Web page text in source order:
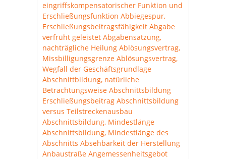
eingriffskompensatorischer Funktion und
Erschließungsfunktion Abbiegespur,
Erschließungsbeitragsfähigkeit Abgabe
verfrüht geleistet Abgabensatzung,
nachträgliche Heilung Ablösungsvertrag,
Missbilligungsgrenze Ablösungsvertrag,
Wegfall der Geschäftsgrundlage
Abschnittbildung, natürliche
Betrachtungsweise Abschnittsbildung
Erschließungsbeitrag Abschnittsbildung
versus Teilstreckenausbau
Abschnittsbildung, Mindestlänge
Abschnittsbildung, Mindestlänge des
Abschnitts Absehbarkeit der Herstellung
Anbaustraße Angemessenheitsgebot